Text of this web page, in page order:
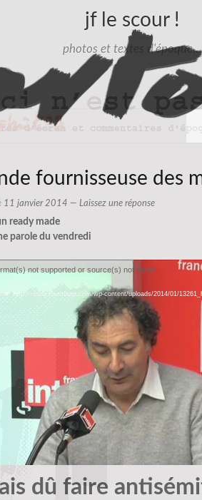
jf le scour !
photos et textes d'époque…
fournisseuse des
11 janvier 2014 — Laissez une réponse
ready made
parole du vendredi
not supported or source(s) not found
http://ready.thecroute.com/wp-content/uploads/2014/01/
dû faire